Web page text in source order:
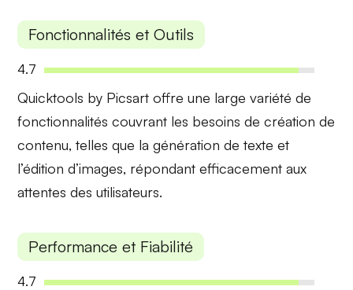
Fonctionnalités et Outils
4.7
Quicktools by Picsart offre une large variété de
fonctionnalités couvrant les besoins de création de
contenu, telles que la génération de texte et
l’édition d’images, répondant efficacement aux
attentes des utilisateurs.
Performance et Fiabilité
4.7